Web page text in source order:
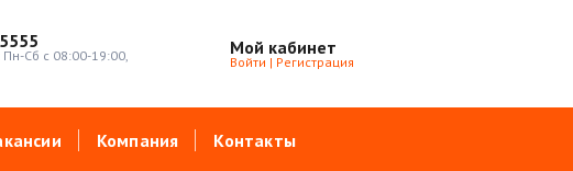
Сб с 08:00-19:00,
Мой кабинет
Войти | Регистрация
Компания Контакты